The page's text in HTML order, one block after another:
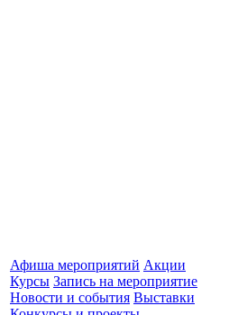
Афиша мероприятий Акции
Курсы Запись на мероприятие
Новости и события Выставки